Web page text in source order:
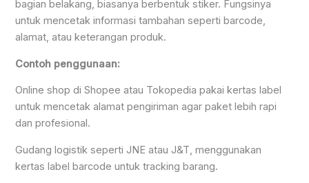
bagian belakang, biasanya berbentuk stiker. Fungsinya
untuk mencetak informasi tambahan seperti barcode,
alamat, atau keterangan produk.
Contoh penggunaan:
Online shop di Shopee atau Tokopedia pakai kertas label
untuk mencetak alamat pengiriman agar paket lebih rapi
dan profesional.
Gudang logistik seperti JNE atau J&T, menggunakan
kertas label barcode untuk tracking barang.